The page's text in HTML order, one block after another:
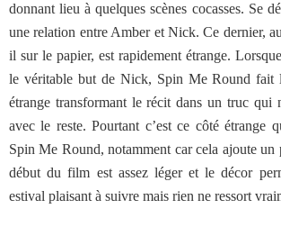
donnant lieu à quelques scènes cocasses. Se
une relation entre Amber et Nick. Ce dernier,
il sur le papier, est rapidement étrange.
le véritable but de Nick, Spin Me Round fait
étrange transformant le récit dans un truc qui
avec le reste. Pourtant c’est ce côté étrange
Spin Me Round, notamment car cela ajoute un
début du film est assez léger et le décor
estival plaisant à suivre mais rien ne ressort